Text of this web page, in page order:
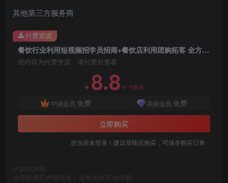
其他第三方服务商
餐饮行业利用短视频招学员招商+餐饮店利用团购拓客 全方面讲解(两套教程)
此内容为付费资源，请付费后查看
￥ 8.8￥18.8
中级会员 免费 高级会员 免费
立即购买
您当前未登录！建议登陆后购买，可保存购买订单
付费资源
版权声明
文章版权归作者所有，未经允许请勿转载。